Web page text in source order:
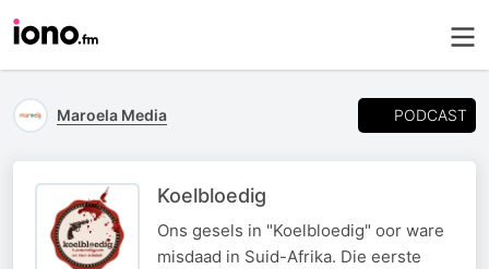
Maroela Media PODCAST
Koelbloedig
Ons gesels in "Koelbloedig" oor ware
misdaad in Suid-Afrika. Die eerste